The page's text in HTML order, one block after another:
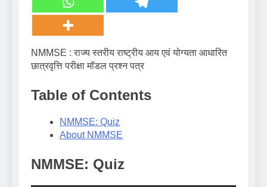
NMMSE : राज्य स्तरीय राष्ट्रीय आय एवं योग्यता आधारित
छात्रवृत्ति परीक्षा मॉडल प्रश्न पत्र
Table of Contents
NMMSE: Quiz
About NMMSE
NMMSE: Quiz